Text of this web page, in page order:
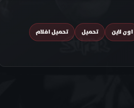
اون لاين تحميل
تحميل افلام